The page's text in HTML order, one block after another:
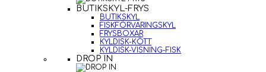
BUTIKSKYL-FRYS
BUTIKSKYL
FISKFÖRVARINGSKYL
FRYSBOXAR
KYLDISK-KÖTT
KYLDISK-VISNING-FISK
DROP IN